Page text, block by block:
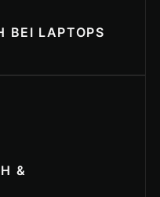
BEI LAPTOPS
&